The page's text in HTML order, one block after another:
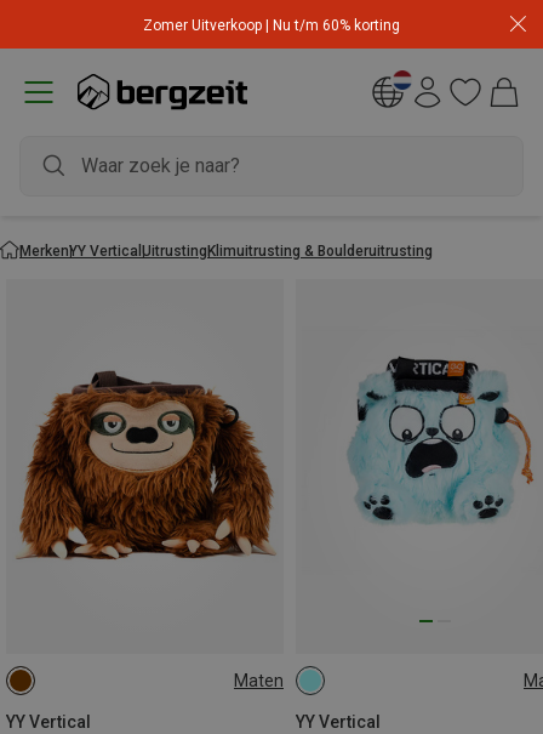
Zomer Uitverkoop | Nu t/m 60% korting
MerkenYY Vertical UitrustingKlimuitrusting & Boulderuitrusting
Maten
YY Vertical
ONE SIZE
YY Vertical
ONE SIZE